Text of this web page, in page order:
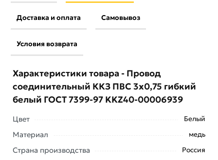
Доставка и оплата Самовывоз
Условия возврата
Характеристики товара - Провод
соединительный ККЗ ПВС 3х0,75 гибкий
белый ГОСТ 7399-97 KKZ40-00006939
Цвет Белый
Материал медь
Страна производства Россия